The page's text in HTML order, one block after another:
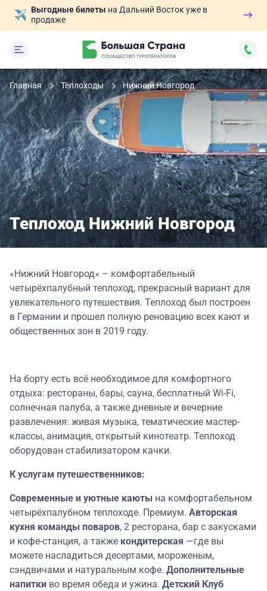
Выгодные билеты на Дальний Восток уже в
продаже
Главная Теплоходы Нижний Новгород
Теплоход Нижний Новгород
«Нижний Новгород» – комфортабельный
четырёхпалубный теплоход, прекрасный вариант для
увлекательного путешествия. Теплоход был построен
в Германии и прошел полную реновацию всех кают и
общественных зон в 2019 году.
На борту есть всё необходимое для комфортного
отдыха: рестораны, бары, сауна, бесплатный Wi-Fi,
солнечная палуба, а также дневные и вечерние
развлечения: живая музыка, тематические мастер-
классы, анимация, открытый кинотеатр. Теплоход
оборудован стабилизатором качки.
К услугам путешественников:
Современные и уютные каюты на комфортабельном
четырёхпалубном теплоходе. Премиум. Авторская
кухня команды поваров, 2 ресторана, бар с закусками
и кофе-станция, а также кондитерская —где вы
можете насладиться десертами, мороженым,
сэндвичами и натуральным кофе. Дополнительные
напитки во время обеда и ужина. Детский Клуб